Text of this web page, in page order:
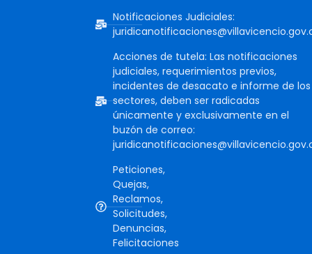
Notificaciones Judiciales:
Acciones de tutela: Las notificaciones
judiciales, requerimientos previos,
incidentes de desacato e informe de los
sectores, deben ser radicadas
únicamente y exclusivamente en el
buzón de correo:
Peticiones,
Quejas,
Reclamos,
Solicitudes,
Denuncias,
Felicitaciones